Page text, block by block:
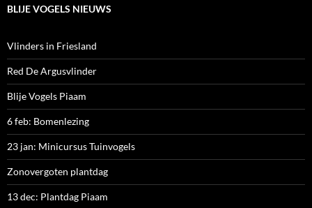
BLIJE VOGELS NIEUWS
Vlinders in Friesland
Red De Argusvlinder
Blije Vogels Piaam
6 feb: Bomenlezing
23 jan: Minicursus Tuinvogels
Zonovergoten plantdag
13 dec: Plantdag Piaam